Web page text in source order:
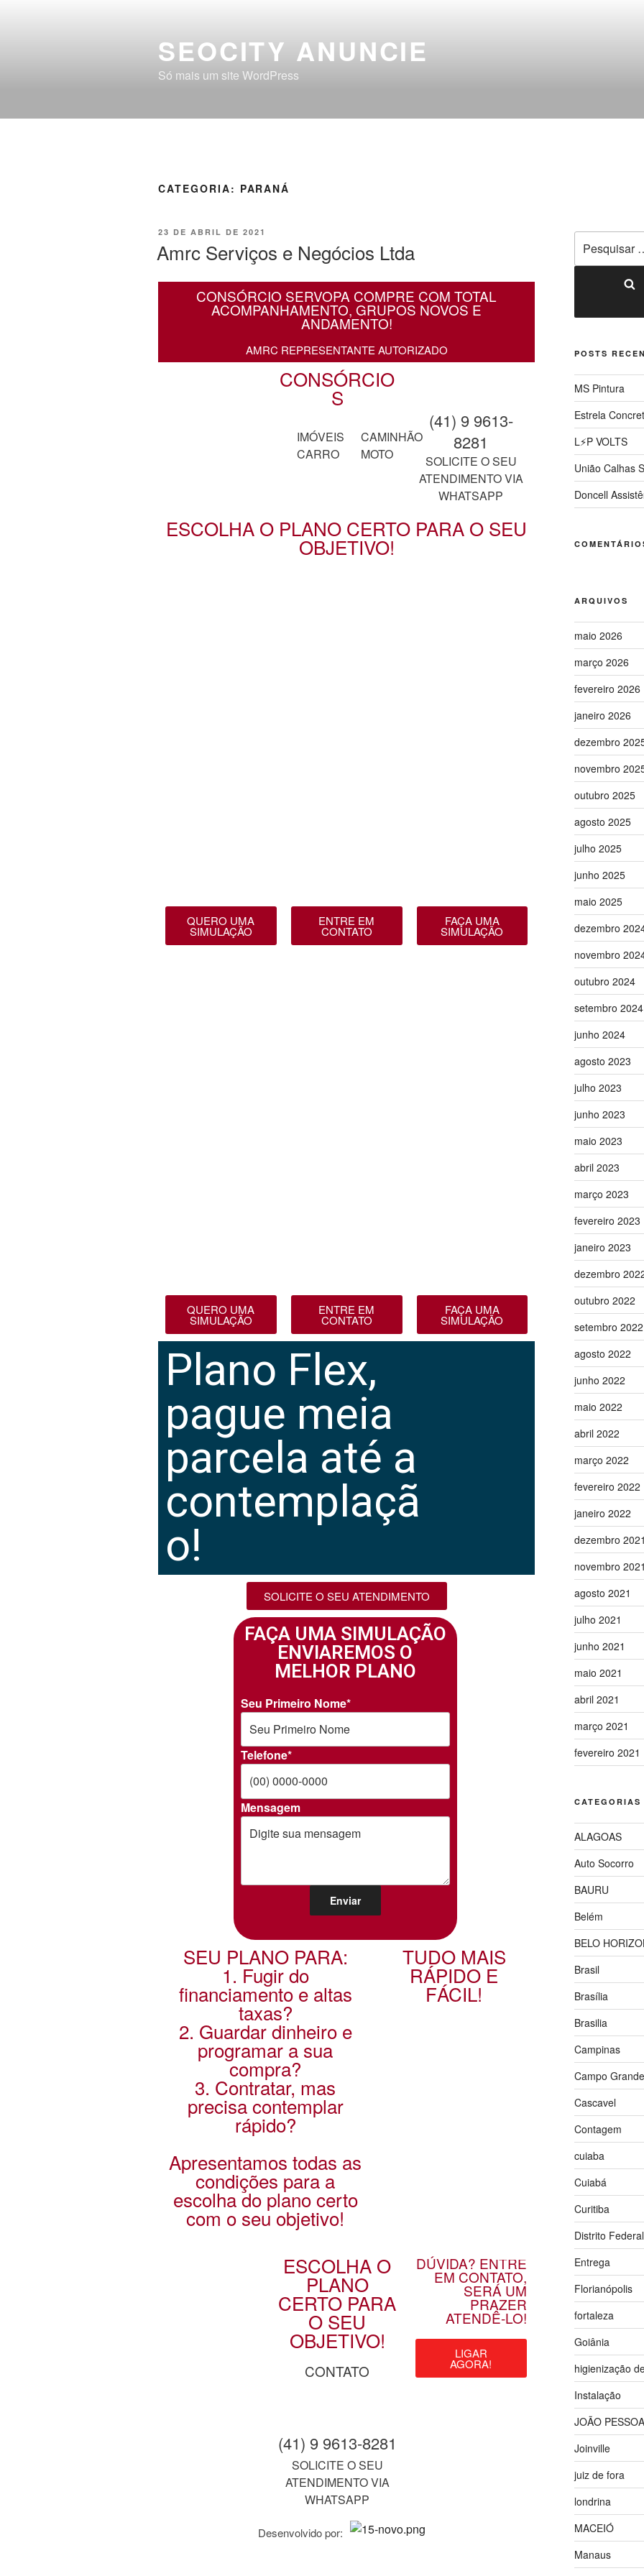
SEOCITY ANUNCIE
Só mais um site WordPress
CATEGORIA: PARANÁ
23 DE ABRIL DE 2021
Amrc Serviços e Negócios Ltda
CONSÓRCIO SERVOPA COMPRE COM TOTAL
ACOMPANHAMENTO, GRUPOS NOVOS E
ANDAMENTO!
AMRC REPRESENTANTE AUTORIZADO
CONSÓRCIO
S
IMÓVEIS
CARRO
CAMINHÃO
MOTO
(41) 9 9613-
8281
SOLICITE O SEU
ATENDIMENTO VIA
WHATSAPP
ESCOLHA O PLANO CERTO PARA O SEU
OBJETIVO!
QUERO UMA
SIMULAÇÃO
ENTRE EM
CONTATO
FAÇA UMA
SIMULAÇÃO
QUERO UMA
SIMULAÇÃO
ENTRE EM
CONTATO
FAÇA UMA
SIMULAÇÃO
Plano Flex,
pague meia
parcela até a
contemplaçã
o!
SOLICITE O SEU ATENDIMENTO
FAÇA UMA SIMULAÇÃO
ENVIAREMOS O
MELHOR PLANO
Seu Primeiro Nome*
Telefone*
Mensagem
SEU PLANO PARA:
1. Fugir do
financiamento e altas
taxas?
2. Guardar dinheiro e
programar a sua
compra?
3. Contratar, mas
precisa contemplar
rápido?
Apresentamos todas as
condições para a
escolha do plano certo
com o seu objetivo!
TUDO MAIS
RÁPIDO E
FÁCIL!
ESCOLHA O
PLANO
CERTO PARA
O SEU
OBJETIVO!
CONTATO
(41) 9 9613-8281
SOLICITE O SEU
ATENDIMENTO VIA
WHATSAPP
DÚVIDA? ENTRE
EM CONTATO,
SERÁ UM
PRAZER
ATENDÊ-LO!
LIGAR
AGORA!
Desenvolvido por:
POSTS
MS Pintura
Estrela
L⚡P VOLTS
União Calhas
Doncell
ARQUIVOS
maio 2026
março 2026
fevereiro 2026
janeiro 2026
dezembro
novembro
outubro 2025
agosto 2025
julho 2025
junho 2025
maio 2025
dezembro
novembro
outubro 2024
setembro 2024
junho 2024
agosto 2023
julho 2023
junho 2023
maio 2023
abril 2023
março 2023
fevereiro 2023
janeiro 2023
dezembro
outubro 2022
setembro 2022
agosto 2022
junho 2022
maio 2022
abril 2022
março 2022
fevereiro 2022
janeiro 2022
dezembro 2021
novembro 2021
agosto 2021
julho 2021
junho 2021
maio 2021
abril 2021
março 2021
fevereiro 2021
CATEGORIAS
ALAGOAS
Auto Socorro
BAURU
Belém
BELO
Brasil
Brasília
Brasilia
Campinas
Campo Grande
Cascavel
Contagem
cuiaba
Cuiabá
Curitiba
Distrito Federal
Entrega
Florianópolis
fortaleza
Goiânia
higienização
Instalação
JOÃO PESSOA
Joinville
juiz de fora
londrina
MACEIÓ
Manaus